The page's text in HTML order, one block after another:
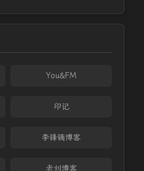
You&FM
印记
李锋镝博客
老刘博客